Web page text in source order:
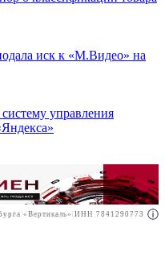
АО"Право.ру" ИНН: 7708095468
иск к «М.Видео» на
управления
«Вертикаль» ИНН 7841290773